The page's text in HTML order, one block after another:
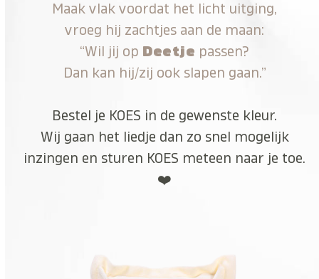
Maak vlak voordat het licht uitging,
vroeg hij zachtjes aan de maan:
“Wil jij op Deetje passen?
Dan kan hij/zij ook slapen gaan.”
Bestel je KOES in de gewenste kleur.
Wij gaan het liedje dan zo snel mogelijk
inzingen en sturen KOES meteen naar je toe.
❤️